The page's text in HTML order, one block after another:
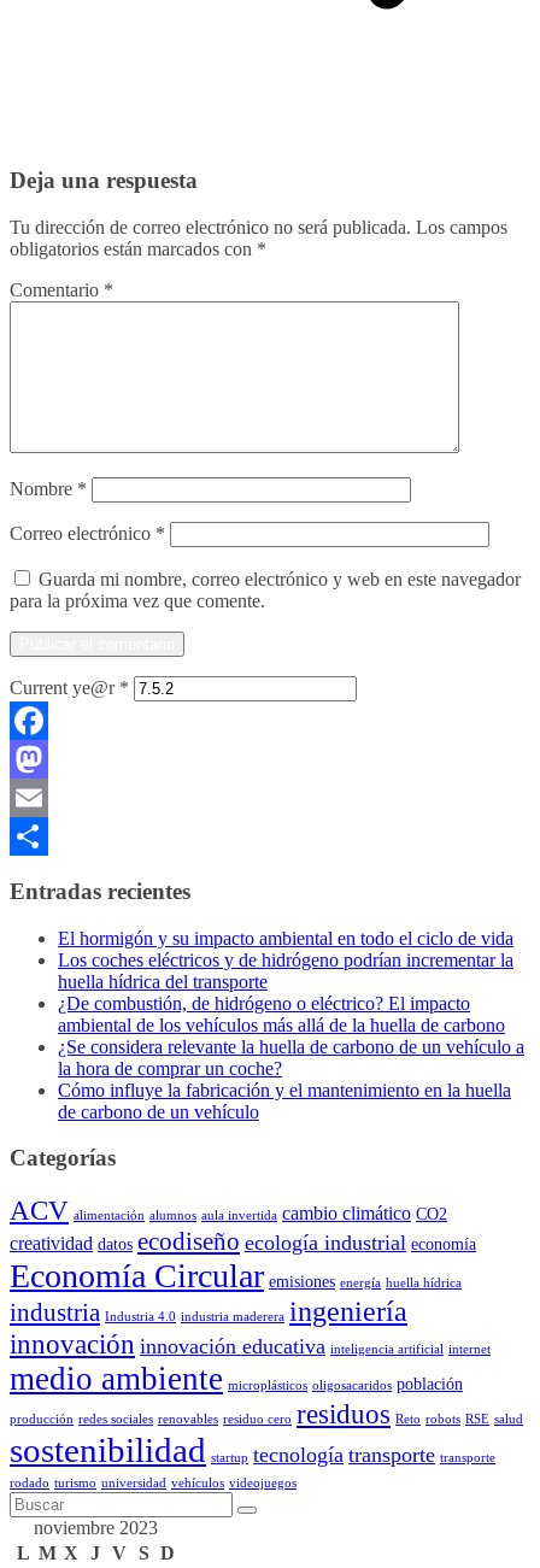
Deja una respuesta
Tu dirección de correo electrónico no será publicada. Los campos
obligatorios están marcados con *
Comentario *
Nombre *
Correo electrónico *
Guarda mi nombre, correo electrónico y web en este navegador
para la próxima vez que comente.
Current ye@r *
Facebook
Mastodon
Email
Entradas recientes
El hormigón y su impacto ambiental en todo el ciclo de vida
Los coches eléctricos y de hidrógeno podrían incrementar la
huella hídrica del transporte
¿De combustión, de hidrógeno o eléctrico? El impacto
ambiental de los vehículos más allá de la huella de carbono
¿Se considera relevante la huella de carbono de un vehículo a
la hora de comprar un coche?
Cómo influye la fabricación y el mantenimiento en la huella
de carbono de un vehículo
Categorías
ACV alimentación alumnos aula invertida cambio climático CO2
creatividad datos ecodiseño ecología industrial economía
Economía Circular emisiones energía huella hídrica
industria Industria 4.0 industria maderera ingeniería
innovación innovación educativa inteligencia artificial internet
medio ambiente microplásticos oligosacaridos población
producción redes sociales renovables residuo cero residuos Reto robots RSE salud
sostenibilidad startup tecnología transporte transporte
rodado turismo universidad vehículos videojuegos
noviembre 2023
L M X J V S D